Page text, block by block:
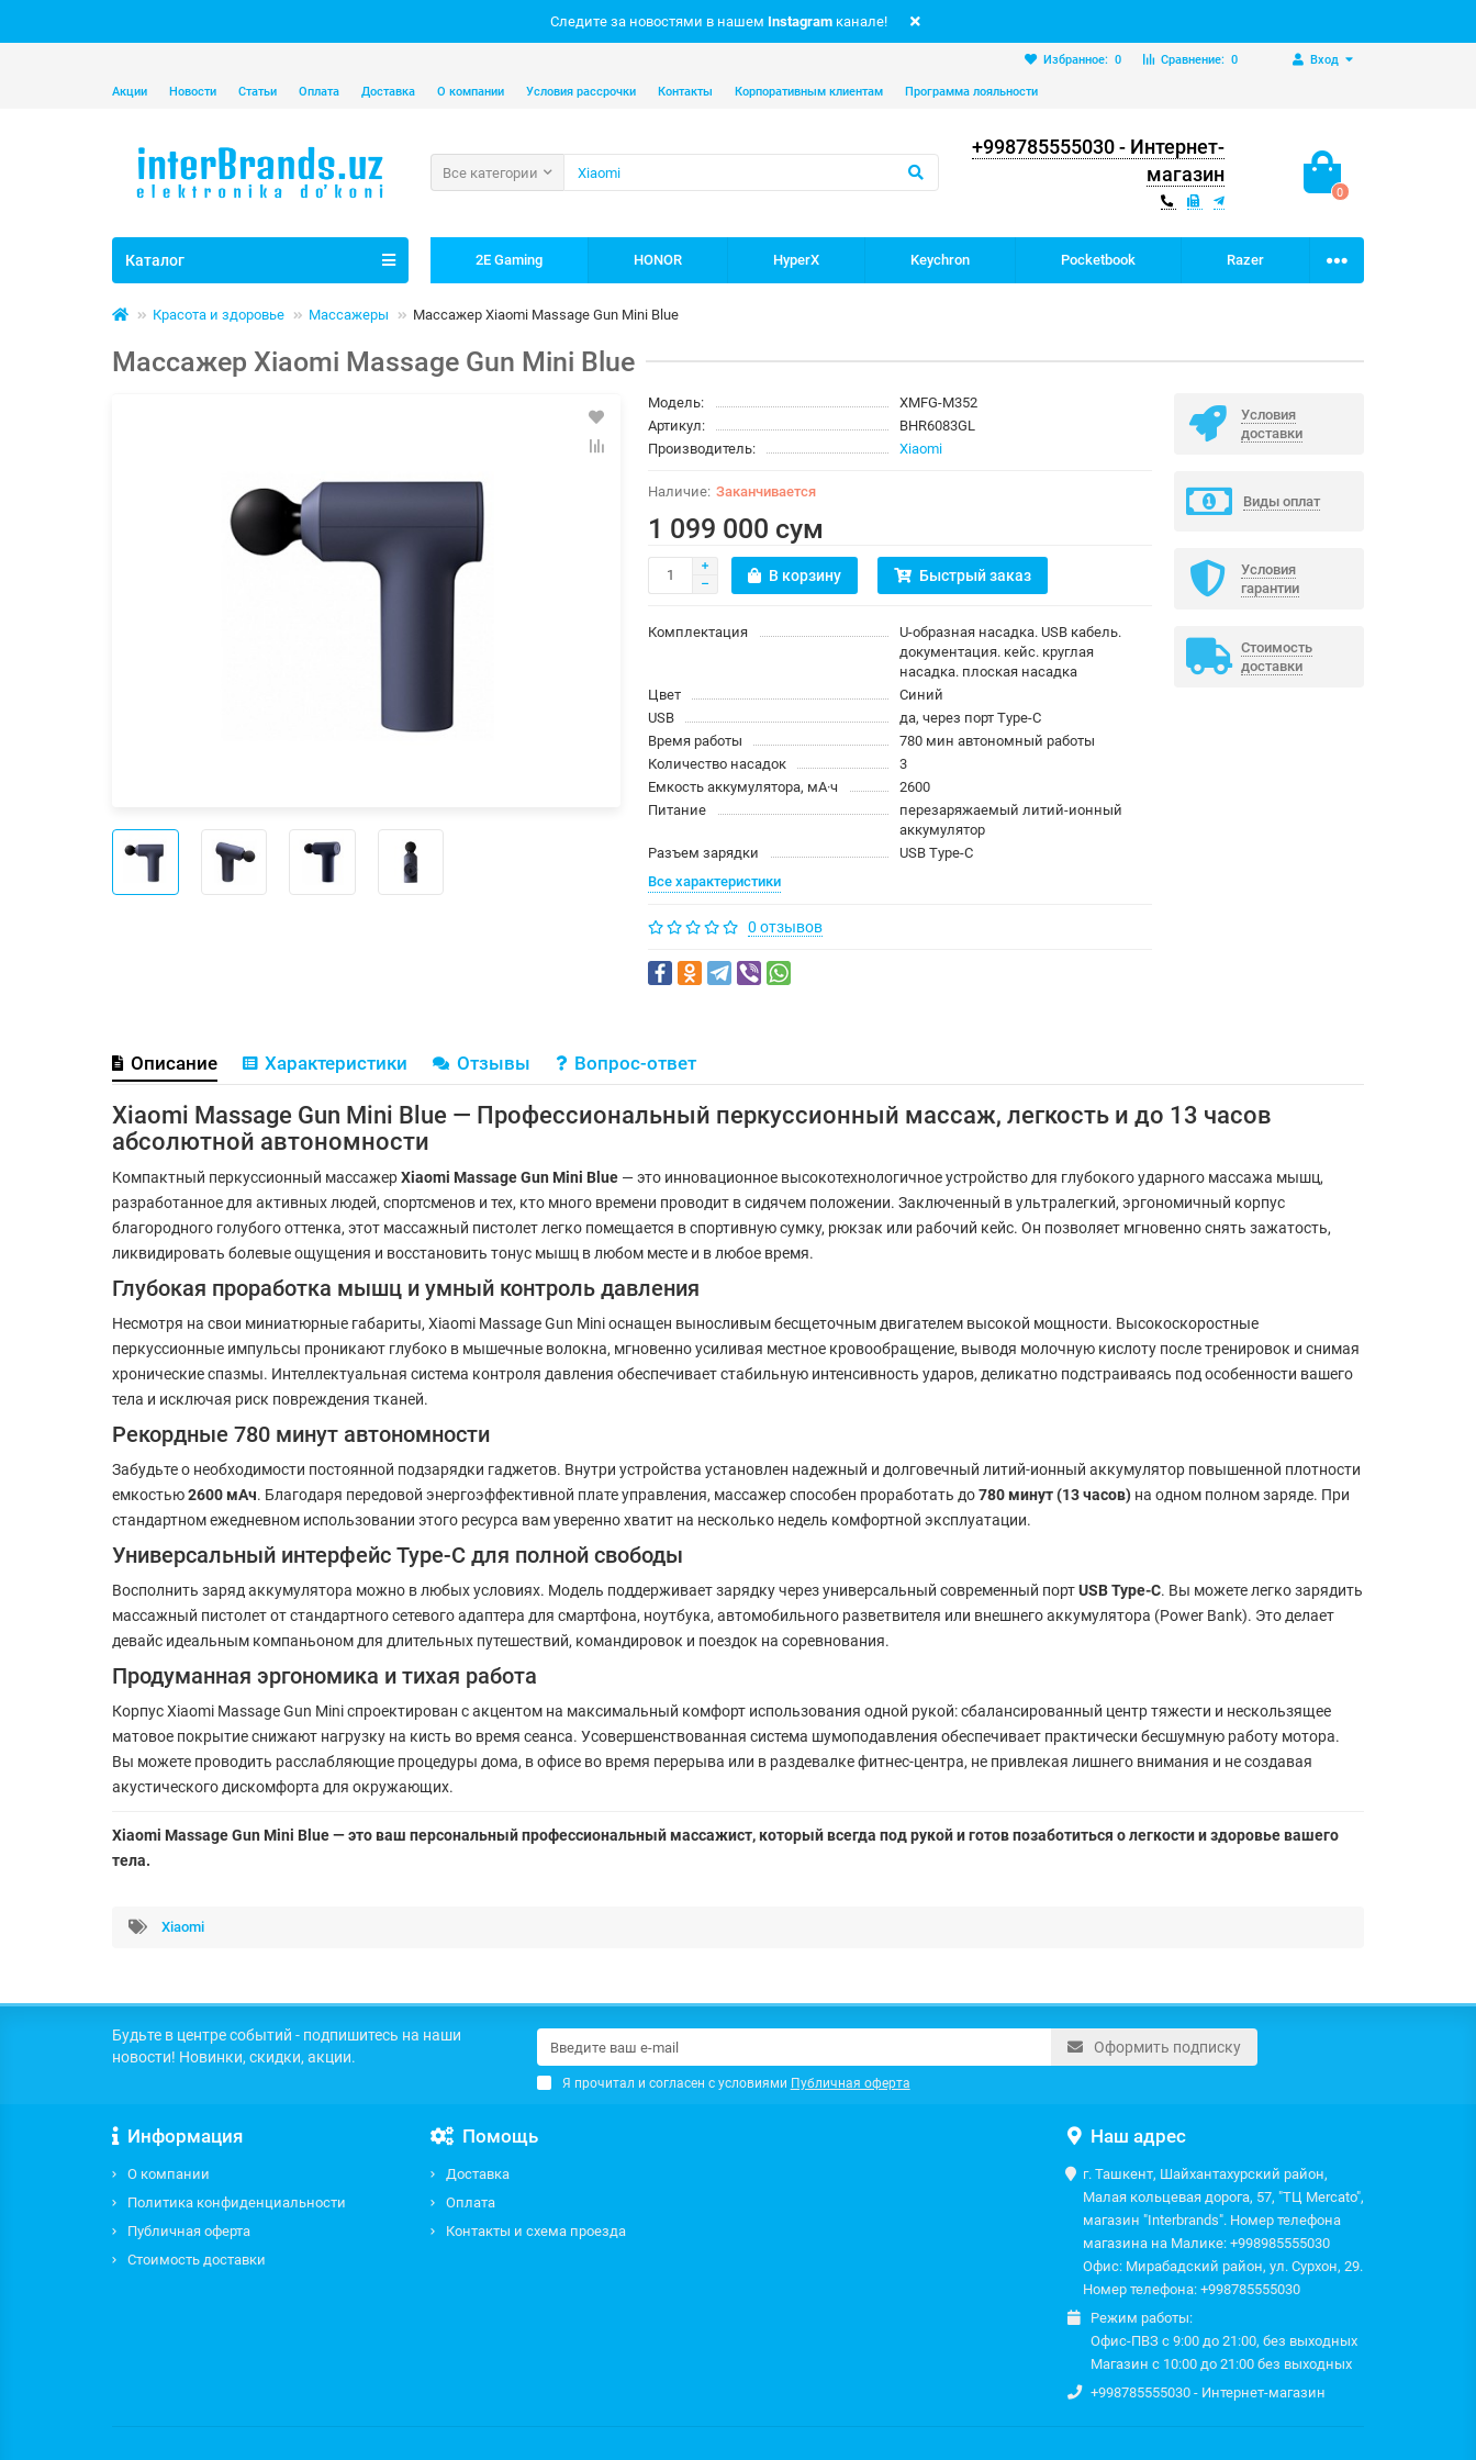
Следите за новостями в нашем Instagram канале!
Вход
Сравнение: 0
Избранное: 0
Акции Новости Статьи Оплата Доставка О компании Условия рассрочки Контакты Корпоративным клиентам Программа лояльности
+998785555030 - Интернет-
магазин
0
Все категории
Каталог 2E Gaming HONOR HyperX Keychron Pocketbook Razer
Красота и здоровье Массажеры Массажер Xiaomi Massage Gun Mini Blue
Массажер Xiaomi Massage Gun Mini Blue
Модель:
XMFG-M352
Артикул:
BHR6083GL
Производитель:
Xiaomi
Заканчивается
1 099 000 сум
В корзину Быстрый заказ
Комплектация
U-образная насадка. USB кабель.
документация. кейс. круглая
насадка. плоская насадка
Цвет
Синий
USB
да, через порт Type-C
Время работы
780 мин автономный работы
Количество насадок
3
Емкость аккумулятора, мА·ч
2600
Питание
перезаряжаемый литий-ионный
аккумулятор
Разъем зарядки
USB Type-C
Все характеристики
0 отзывов
Условия
доставки
Виды оплат
Условия
гарантии
Стоимость
доставки
Описание Характеристики Отзывы Вопрос-ответ
Xiaomi Massage Gun Mini Blue — Профессиональный перкуссионный массаж, легкость и до 13 часов
абсолютной автономности
Компактный перкуссионный массажерXiaomi Massage Gun Mini Blue — это инновационное высокотехнологичное устройство для глубокого ударного массажа мышц,
разработанное для активных людей, спортсменов и тех, кто много времени проводит в сидячем положении. Заключенный в ультралегкий, эргономичный корпус
благородного голубого оттенка, этот массажный пистолет легко помещается в спортивную сумку, рюкзак или рабочий кейс. Он позволяет мгновенно снять зажатость,
ликвидировать болевые ощущения и восстановить тонус мышц в любом месте и в любое время.
Глубокая проработка мышц и умный контроль давления
Несмотря на свои миниатюрные габариты, Xiaomi Massage Gun Mini оснащен выносливым бесщеточным двигателем высокой мощности. Высокоскоростные
перкуссионные импульсы проникают глубоко в мышечные волокна, мгновенно усиливая местное кровообращение, выводя молочную кислоту после тренировок и снимая
хронические спазмы. Интеллектуальная система контроля давления обеспечивает стабильную интенсивность ударов, деликатно подстраиваясь под особенности вашего
тела и исключая риск повреждения тканей.
Рекордные 780 минут автономности
Забудьте о необходимости постоянной подзарядки гаджетов. Внутри устройства установлен надежный и долговечный литий-ионный аккумулятор повышенной плотности
емкостью2600 мАч. Благодаря передовой энергоэффективной плате управления, массажер способен проработать до780 минут (13 часов) на одном полном заряде. При
стандартном ежедневном использовании этого ресурса вам уверенно хватит на несколько недель комфортной эксплуатации.
Универсальный интерфейс Type-C для полной свободы
Восполнить заряд аккумулятора можно в любых условиях. Модель поддерживает зарядку через универсальный современный портUSB Type-C. Вы можете легко зарядить
массажный пистолет от стандартного сетевого адаптера для смартфона, ноутбука, автомобильного разветвителя или внешнего аккумулятора (Power Bank). Это делает
девайс идеальным компаньоном для длительных путешествий, командировок и поездок на соревнования.
Продуманная эргономика и тихая работа
Корпус Xiaomi Massage Gun Mini спроектирован с акцентом на максимальный комфорт использования одной рукой: сбалансированный центр тяжести и нескользящее
матовое покрытие снижают нагрузку на кисть во время сеанса. Усовершенствованная система шумоподавления обеспечивает практически бесшумную работу мотора.
Вы можете проводить расслабляющие процедуры дома, в офисе во время перерыва или в раздевалке фитнес-центра, не привлекая лишнего внимания и не создавая
акустического дискомфорта для окружающих.
Xiaomi Massage Gun Mini Blue — это ваш персональный профессиональный массажист, который всегда под рукой и готов позаботиться о легкости и здоровье вашего
тела.
Xiaomi
Будьте в центре событий - подпишитесь на наши
новости! Новинки, скидки, акции.
Оформить подписку
Я прочитал и согласен с условиями Публичная оферта
Информация
О компании
Политика конфиденциальности
Публичная оферта
Стоимость доставки
Помощь
Доставка
Оплата
Контакты и схема проезда
Наш адрес
г. Ташкент, Шайхантахурский район,
Малая кольцевая дорога, 57, "ТЦ Mercato",
магазин "Interbrands". Номер телефона
магазина на Малике: +998985555030
Офис: Мирабадский район, ул. Сурхон, 29.
Номер телефона: +998785555030
Режим работы:
Офис-ПВЗ с 9:00 до 21:00, без выходных
Магазин с 10:00 до 21:00 без выходных
+998785555030 - Интернет-магазин